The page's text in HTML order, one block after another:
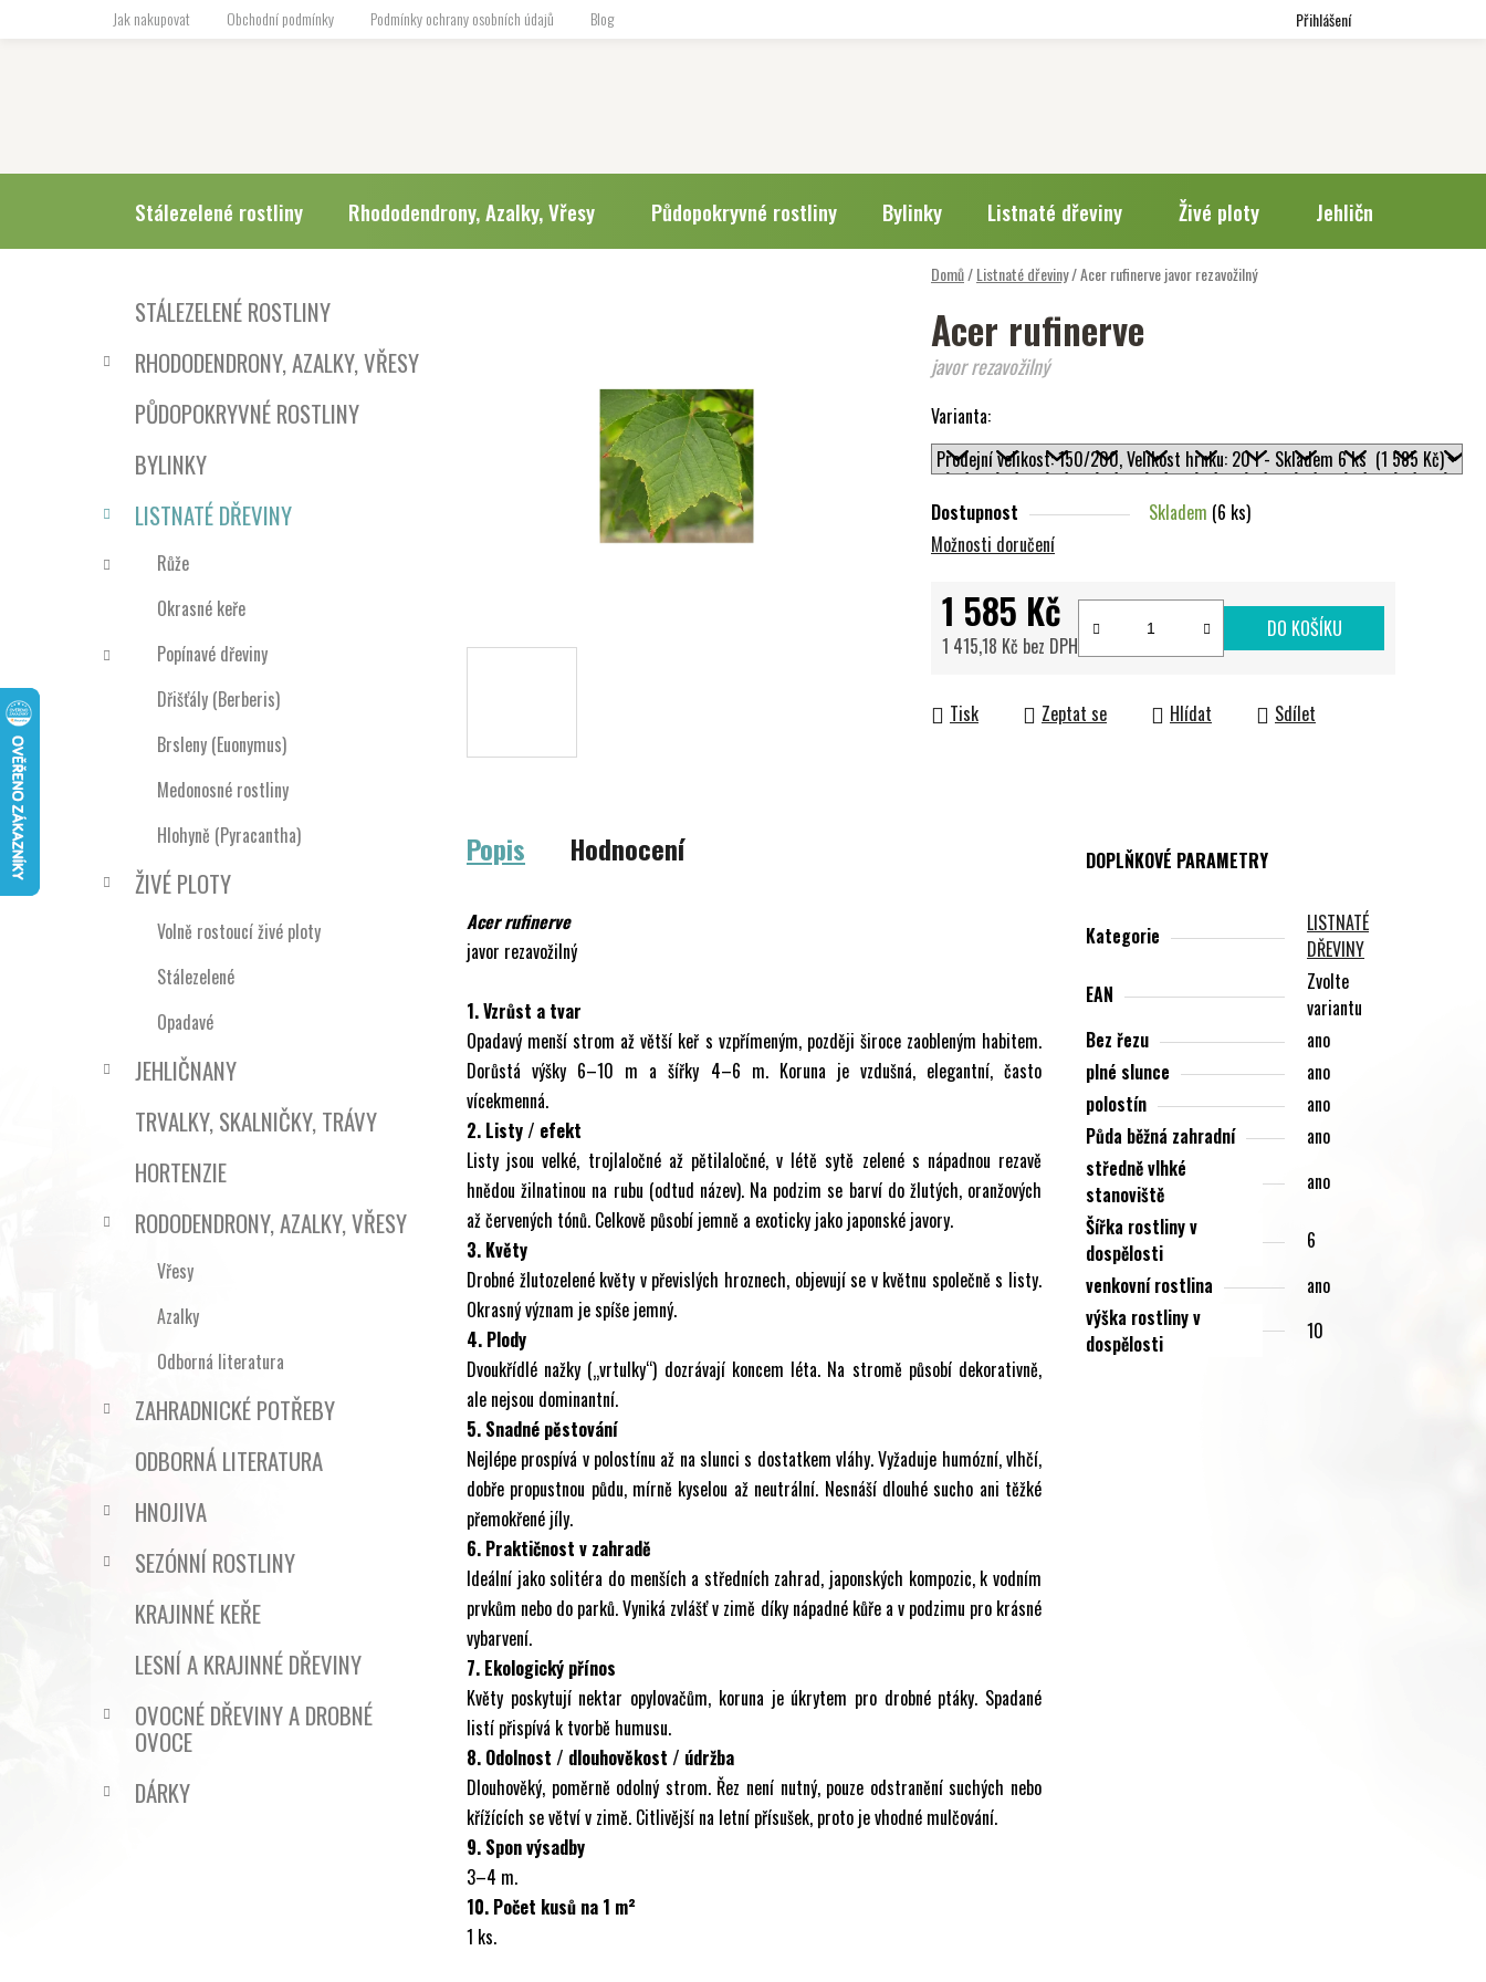
Jak nakupovat Obchodní podmínky Podmínky ochrany osobních údajů Blog Přihlášení
Stálezelené rostliny Rhododendrony, Azalky, Vřesy Půdopokryvné rostliny Bylinky Listnaté dřeviny Živé ploty Jehličnany
Domů/Listnaté dřeviny/Acer rufinervejavor rezavožilný
Přeskočit
kategorie
e
STÁLEZELENÉ ROSTLINY
RHODODENDRONY, AZALKY, VŘESY
PŮDOPOKRYVNÉ ROSTLINY
BYLINKY
LISTNATÉ DŘEVINY
Růže
Okrasné keře
Popínavé dřeviny
Dřišťály (Berberis)
Brsleny (Euonymus)
Medonosné rostliny
Hlohyně (Pyracantha)
ŽIVÉ PLOTY
Volně rostoucí živé ploty
Stálezelené
Opadavé
JEHLIČNANY
TRVALKY, SKALNIČKY, TRÁVY
HORTENZIE
RODODENDRONY, AZALKY, VŘESY
Vřesy
Azalky
Odborná literatura
ZAHRADNICKÉ POTŘEBY
ODBORNÁ LITERATURA
HNOJIVA
SEZÓNNÍ ROSTLINY
KRAJINNÉ KEŘE
LESNÍ A KRAJINNÉ DŘEVINY
OVOCNÉ DŘEVINY A DROBNÉ
OVOCE
DÁRKY
Acer rufinerve
javor rezavožilný
Varianta:
Dostupnost Skladem (6 ks)
Možnosti doručení
1 585 Kč
1 415,18 Kč bez DPH
DO KOŠÍKU
Tisk Zeptat se Hlídat Sdílet
Popis Hodnocení
Acer rufinerve
javor rezavožilný
1. Vzrůst a tvar
Opadavý menší strom až větší keř s vzpřímeným, později široce zaobleným habitem.
Dorůstá výšky 6–10 m a šířky 4–6 m. Koruna je vzdušná, elegantní, často
vícekmenná.
2. Listy / efekt
Listy jsou velké, trojlaločné až pětilaločné, v létě sytě zelené s nápadnou rezavě
hnědou žilnatinou na rubu (odtud název). Na podzim se barví do žlutých, oranžových
až červených tónů. Celkově působí jemně a exoticky jako japonské javory.
3. Květy
Drobné žlutozelené květy v převislých hroznech, objevují se v květnu společně s listy.
Okrasný význam je spíše jemný.
4. Plody
Dvoukřídlé nažky („vrtulky“) dozrávají koncem léta. Na stromě působí dekorativně,
ale nejsou dominantní.
5. Snadné pěstování
Nejlépe prospívá v polostínu až na slunci s dostatkem vláhy. Vyžaduje humózní, vlhčí,
dobře propustnou půdu, mírně kyselou až neutrální. Nesnáší dlouhé sucho ani těžké
přemokřené jíly.
6. Praktičnost v zahradě
Ideální jako solitéra do menších a středních zahrad, japonských kompozic, k vodním
prvkům nebo do parků. Vyniká zvlášť v zimě díky nápadné kůře a v podzimu pro krásné
vybarvení.
7. Ekologický přínos
Květy poskytují nektar opylovačům, koruna je úkrytem pro drobné ptáky. Spadané
listí přispívá k tvorbě humusu.
8. Odolnost / dlouhověkost / údržba
Dlouhověký, poměrně odolný strom. Řez není nutný, pouze odstranění suchých nebo
křížících se větví v zimě. Citlivější na letní přísušek, proto je vhodné mulčování.
9. Spon výsadby
3–4 m.
10. Počet kusů na 1 m²
1 ks.
DOPLŇKOVÉ PARAMETRY
Kategorie
LISTNATÉ
DŘEVINY
EAN
Zvolte
variantu
Bez řezu
ano
plné slunce
ano
polostín
ano
Půda běžná zahradní
ano
středně vlhké
stanoviště
ano
Šířka rostliny v
dospělosti
6
venkovní rostlina
ano
výška rostliny v
dospělosti
10